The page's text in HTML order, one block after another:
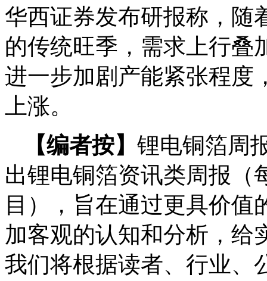
华西证券发布研报称，随
的传统旺季，需求上行叠
进一步加剧产能紧张程度
上涨。
【编者按】 锂电铜箔周
出锂电铜箔资讯类周报（
目），旨在通过更具价
加客观的认知和分析，给
我们将根据读者、行业、